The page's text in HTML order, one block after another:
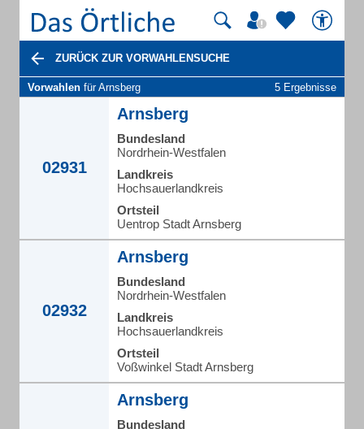
ZURÜCK ZUR VORWAHLENSUCHE
Vorwahlen für Arnsberg 5 Ergebnisse
02931
Arnsberg
Bundesland
Nordrhein-Westfalen
Landkreis
Hochsauerlandkreis
Ortsteil
Uentrop Stadt Arnsberg
02932
Arnsberg
Bundesland
Nordrhein-Westfalen
Landkreis
Hochsauerlandkreis
Ortsteil
Voßwinkel Stadt Arnsberg
Arnsberg
Bundesland